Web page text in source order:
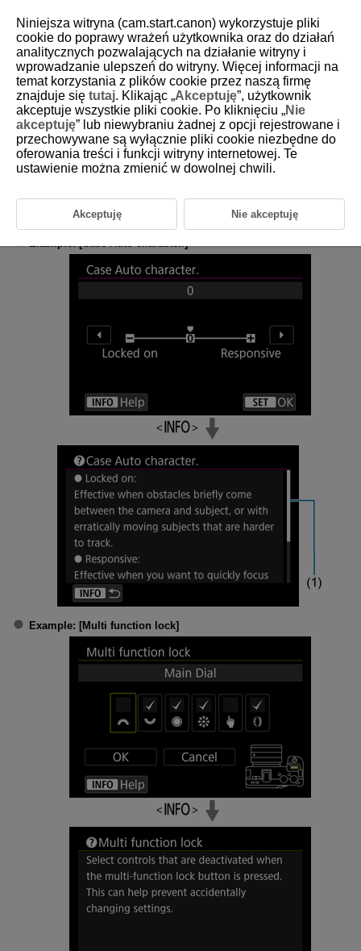
D388-212
Help
Changing the Help Text Size
When [ Help] is displayed, you can display a description of the
display. To scroll the screen when a scrollbar (1) appears on the right,
dial.
Example: [Multi function lock]
Niniejsza witryna (cam.start.canon) wykorzystuje pliki
cookie do poprawy wrażeń użytkownika oraz do działań
analitycznych pozwalających na działanie witryny i
wprowadzanie ulepszeń do witryny. Więcej informacji na
temat korzystania z plików cookie przez naszą firmę
znajduje się tutaj. Klikając „Akceptuję”, użytkownik
akceptuje wszystkie pliki cookie. Po kliknięciu „Nie
akceptuję” lub niewybraniu żadnej z opcji rejestrowane i
przechowywane są wyłącznie pliki cookie niezbędne do
oferowania treści i funkcji witryny internetowej. Te
ustawienie można zmienić w dowolnej chwili.
Akceptuję Nie akceptuję